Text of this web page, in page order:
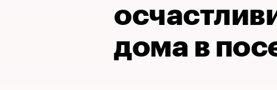
дома в